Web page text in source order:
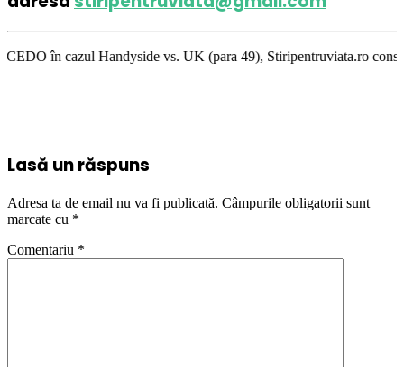
Handyside vs. UK (para 49), Stiripentruviata.ro consideră că
Lasă un răspuns
Adresa ta de email nu va fi publicată. Câmpurile obligatorii sunt
marcate cu *
Comentariu *